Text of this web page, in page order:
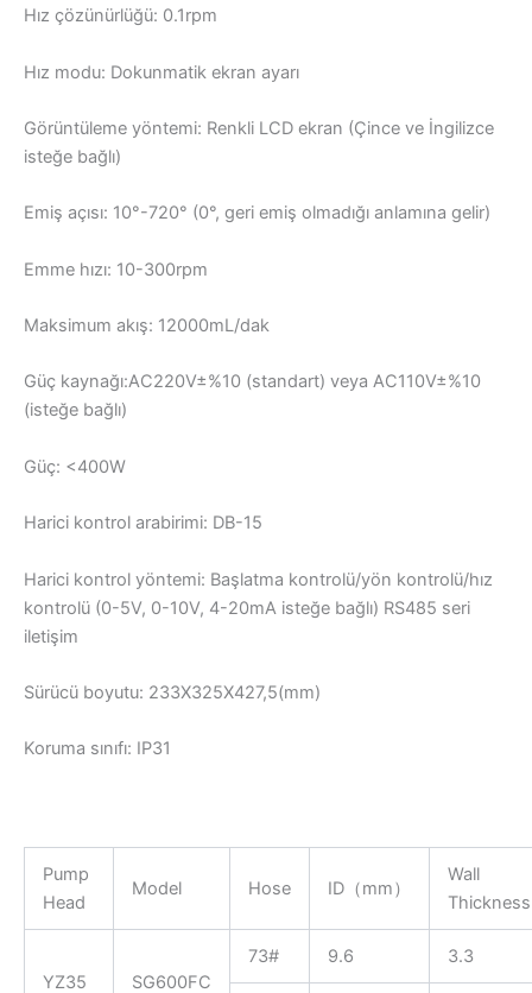
Hız çözünürlüğü: 0.1rpm
Hız modu: Dokunmatik ekran ayarı
Görüntüleme yöntemi: Renkli LCD ekran (Çince ve İngilizce
isteğe bağlı)
Emiş açısı: 10°-720° (0°, geri emiş olmadığı anlamına gelir)
Emme hızı: 10-300rpm
Maksimum akış: 12000mL/dak
Güç kaynağı:AC220V±%10 (standart) veya AC110V±%10
(isteğe bağlı)
Güç: <400W
Harici kontrol arabirimi: DB-15
Harici kontrol yöntemi: Başlatma kontrolü/yön kontrolü/hız
kontrolü (0-5V, 0-10V, 4-20mA isteğe bağlı) RS485 seri
iletişim
Sürücü boyutu: 233X325X427,5(mm)
Koruma sınıfı: IP31
Pump
Head
Model Hose ID（mm）
Wall
YZ35 SG600FC
73# 9.6 3.3